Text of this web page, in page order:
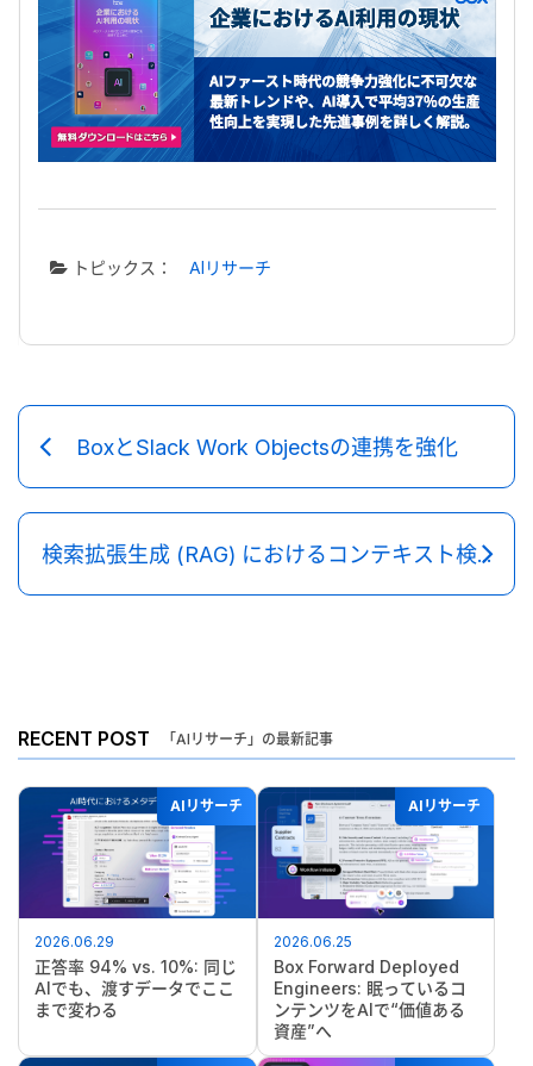
トピックス： AIリサーチ
BoxとSlack Work Objectsの連携を強化
検索拡張生成 (RAG) におけるコンテキスト検索
RECENT POST 「AIリサーチ」の最新記事
AIリサーチ
2026.06.29
正答率 94% vs. 10%: 同じ
AIでも、渡すデータでここ
まで変わる
AIリサーチ
2026.06.25
Box Forward Deployed
Engineers: 眠っているコ
ンテンツをAIで“価値ある
資産”へ